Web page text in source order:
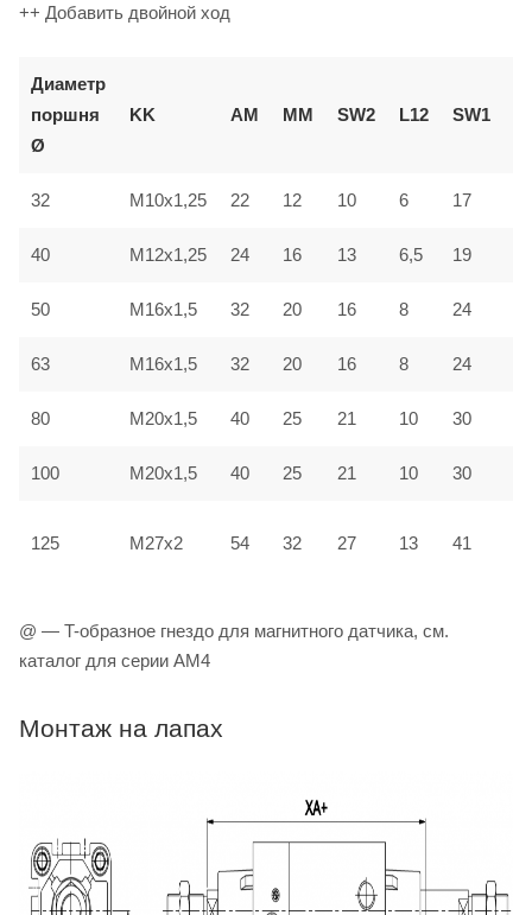
++ Добавить двойной ход
Диаметр
поршня
Ø
KK AM ММ SW2 L12 SW1
32 M10x1,25 22 12 10 6 17
40 M12x1,25 24 16 13 6,5 19
50 M16x1,5 32 20 16 8 24
63 M16x1,5 32 20 16 8 24
80 M20x1,5 40 25 21 10 30
100 M20x1,5 40 25 21 10 30
125 M27x2 54 32 27 13 41
@ — T-образное гнездо для магнитного датчика, см.
каталог для серии AM4
Монтаж на лапах